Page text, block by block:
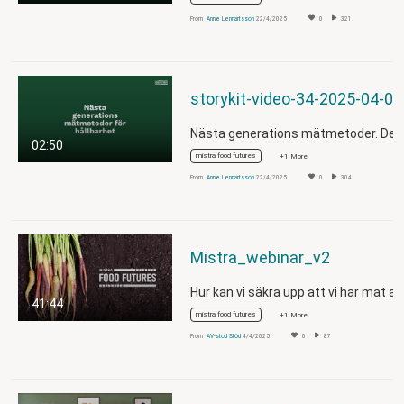
From Anne Lennartsson 22/4/2025 0 321
02:50
Nästa generations mätmetoder.
mistra food futures +1 More
From Anne Lennartsson 22/4/2025 0 304
41:44
Mistra_webinar_v2
Hur kan vi säkra upp att vi har mat
mistra food futures +1 More
From AV-stod Stöd 4/4/2025 0 87